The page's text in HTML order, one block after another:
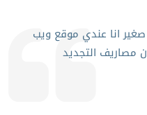
الله